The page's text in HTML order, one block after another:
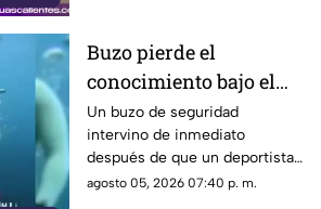
Buzo pierde el
conocimiento bajo el
agua y es rescatado a
tiempo
Un buzo de seguridad
intervino de inmediato
después de que un deportista
perdiera el conocimiento
agosto 05, 2026 07:40 p. m.